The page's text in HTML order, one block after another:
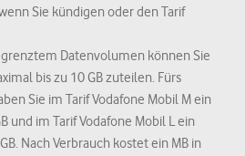
Sie kündigen oder den Tarif
Datenvolumen können Sie
bis zu 10 GB zuteilen. Fürs
Sie im Tarif Vodafone Mobil M ein
und im Tarif Vodafone Mobil L ein
Nach Verbrauch kostet ein MB in